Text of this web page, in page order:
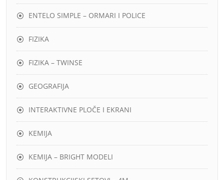
ENTELO SIMPLE – ORMARI I POLICE
FIZIKA
FIZIKA – TWINSE
GEOGRAFIJA
INTERAKTIVNE PLOČE I EKRANI
KEMIJA
KEMIJA – BRIGHT MODELI